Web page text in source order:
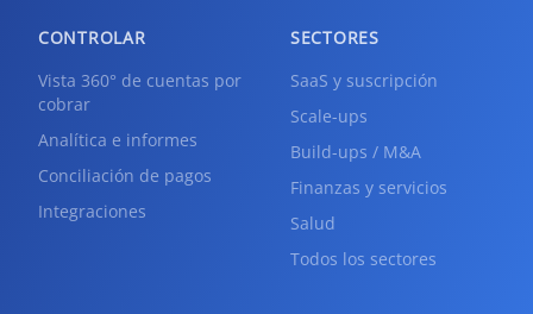
CONTROLAR
Vista 360° de cuentas por
cobrar
Analítica e informes
Conciliación de pagos
Integraciones
SECTORES
SaaS y suscripción
Scale-ups
Build-ups / M&A
Finanzas y servicios
Salud
Todos los sectores